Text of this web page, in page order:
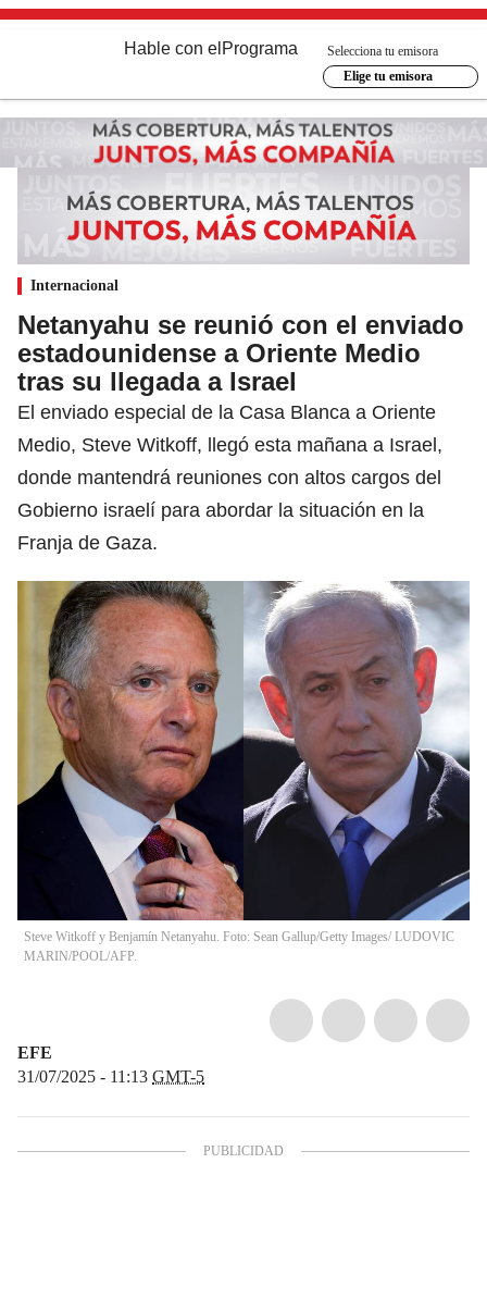
Hable con el Programa
Selecciona tu emisora
Elige tu emisora
Internacional
Netanyahu se reunió con el enviado
estadounidense a Oriente Medio
tras su llegada a Israel
El enviado especial de la Casa Blanca a Oriente
Medio, Steve Witkoff, llegó esta mañana a Israel,
donde mantendrá reuniones con altos cargos del
Gobierno israelí para abordar la situación en la
Franja de Gaza.
Steve Witkoff y Benjamín Netanyahu. Foto: Sean Gallup/Getty Images/ LUDOVIC
MARIN/POOL/AFP.
EFE
31/07/2025 - 11:13 GMT-5